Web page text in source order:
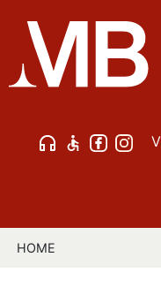
HOME